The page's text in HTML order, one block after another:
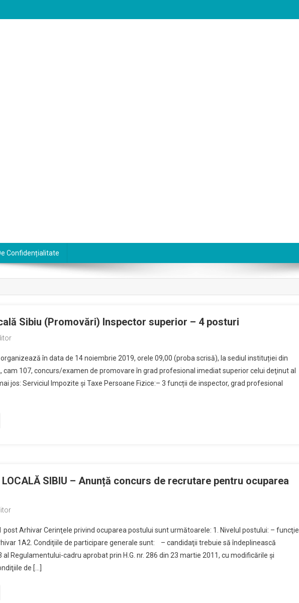
Confidențialitate
Sibiu (Promovări) Inspector superior – 4 posturi
în data de 14 noiembrie 2019, orele 09,00 (proba scrisă), la sediul instituției din
cam 107, concurs/examen de promovare în grad profesional imediat superior celui deţinut al
jos: Serviciul Impozite și Taxe Persoane Fizice:– 3 funcții de inspector, grad profesional
LOCALĂ SIBIU – Anunță concurs de recrutare pentru ocuparea
post Arhivar Cerinţele privind ocuparea postului sunt următoarele: 1. Nivelul postului: – funcţie
1A2. Condiţiile de participare generale sunt: – candidaţii trebuie să îndeplinească
Regulamentului-cadru aprobat prin H.G. nr. 286 din 23 martie 2011, cu modificările și
de […]